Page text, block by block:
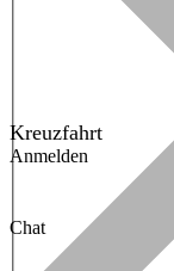
Kreuzfahrt
Anmelden
Chat